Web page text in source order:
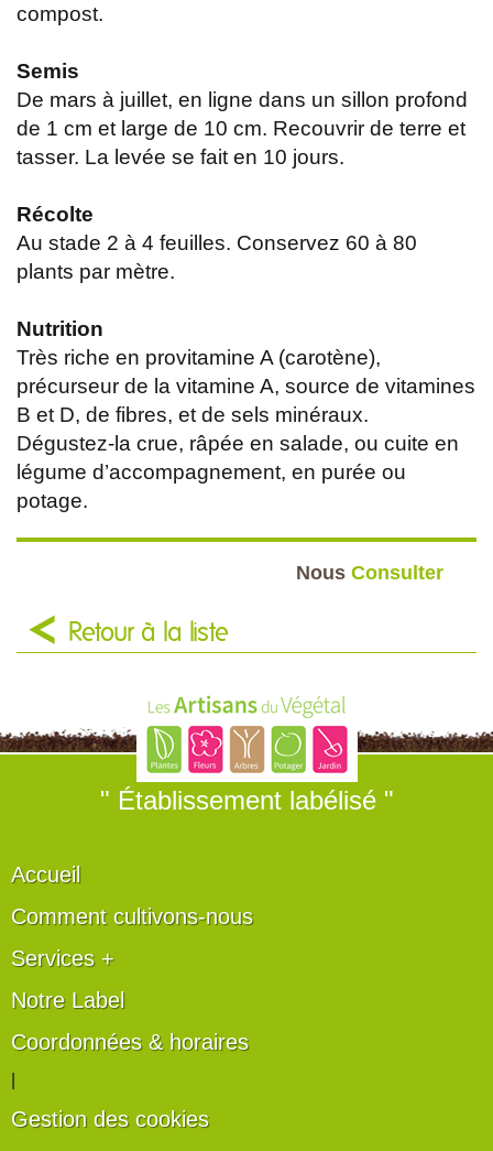
compost.
Semis
De mars à juillet, en ligne dans un sillon profond
de 1 cm et large de 10 cm. Recouvrir de terre et
tasser. La levée se fait en 10 jours.
Récolte
Au stade 2 à 4 feuilles. Conservez 60 à 80
plants par mètre.
Nutrition
Très riche en provitamine A (carotène),
précurseur de la vitamine A, source de vitamines
B et D, de fibres, et de sels minéraux.
Dégustez-la crue, râpée en salade, ou cuite en
légume d’accompagnement, en purée ou
potage.
Nous Consulter
Retour à la liste
" Établissement labélisé "
Accueil
Comment cultivons-nous
Services +
Notre Label
Coordonnées & horaires
Gestion des cookies